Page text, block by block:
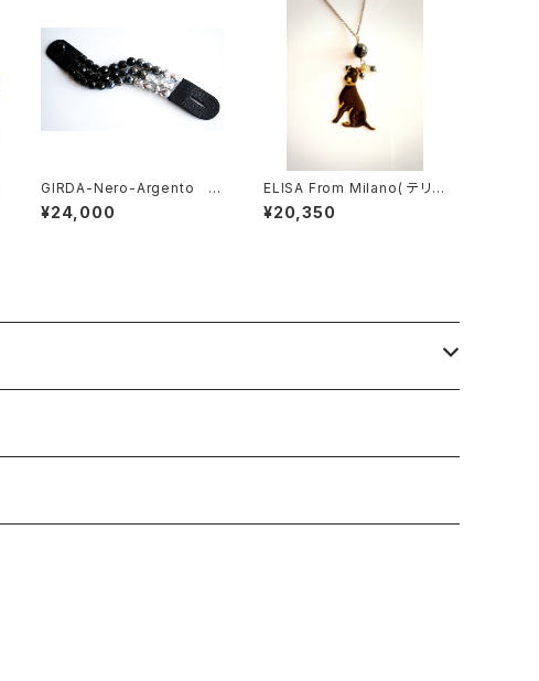
GIRDA-Nero-Argento
(ジルダ・ブレスレット）
¥24,000
ELISA From Milano( テリ
ア/Black)
¥20,350